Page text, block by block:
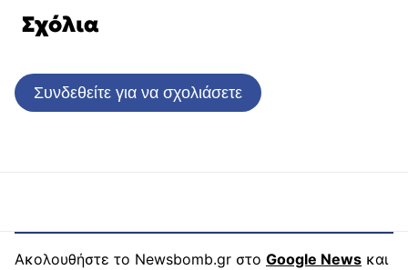
Σχόλια
Συνδεθείτε για να σχολιάσετε
Ακολουθήστε το Newsbomb.gr στο Google News και